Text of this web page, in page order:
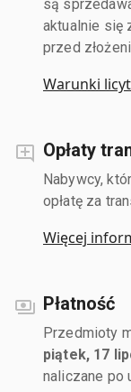
są
aktualnie się
przed
Warunki
Opłaty
Nabywcy,
opłatę za
Więcej
Płatność
Przedmioty
piątek, 17
naliczane po